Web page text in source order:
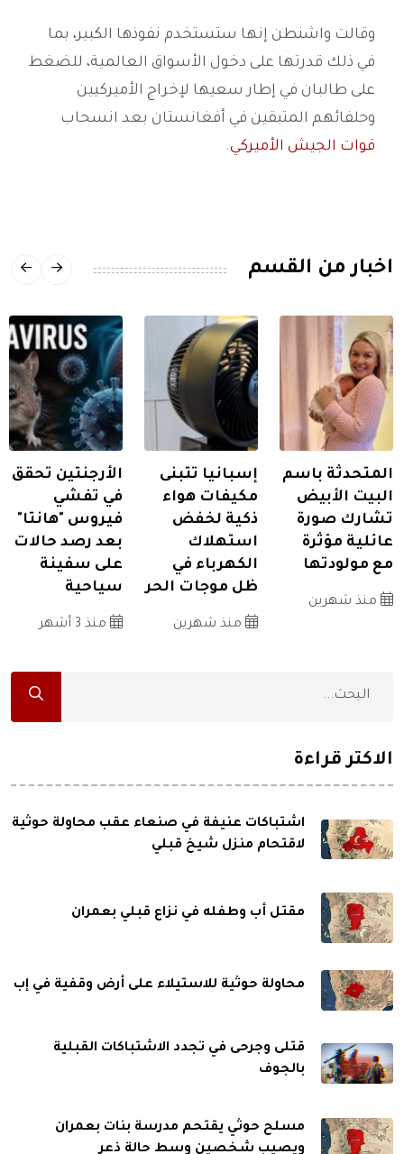
وقالت واشنطن إنها ستستخدم نفوذها الكبير، بما
في ذلك قدرتها على دخول الأسواق العالمية، للضغط
على طالبان في إطار سعيها لإخراج الأميركيين
وحلفائهم المتبقين في أفغانستان بعد انسحاب
قوات الجيش الأميركي.
اخبار من القسم
المتحدثة باسم
البيت الأبيض
تشارك صورة
عائلية مؤثرة
مع مولودتها
منذ شهرين
إسبانيا تتبنى
مكيفات هواء
ذكية لخفض
استهلاك
الكهرباء في
ظل موجات الحر
منذ شهرين
الأرجنتين تحقق
في تفشي
فيروس "هانتا"
بعد رصد حالات
على سفينة
سياحية
منذ 3 أشهر
الاكثر قراءة
اشتباكات عنيفة في صنعاء عقب محاولة حوثية
لاقتحام منزل شيخ قبلي
مقتل أب وطفله في نزاع قبلي بعمران
محاولة حوثية للاستيلاء على أرض وقفية في إب
قتلى وجرحى في تجدد الاشتباكات القبلية
بالجوف
مسلح حوثي يقتحم مدرسة بنات بعمران
ويصيب شخصين وسط حالة ذعر